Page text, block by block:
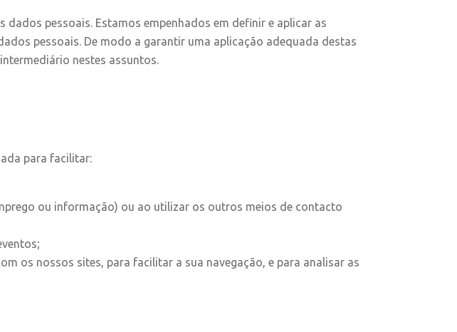
pessoais. Estamos empenhados em definir e aplicar as
pessoais. De modo a garantir uma aplicação adequada destas
nestes assuntos.
para facilitar:
ou informação) ou ao utilizar os outros meios de contacto
os nossos sites, para facilitar a sua navegação, e para analisar as